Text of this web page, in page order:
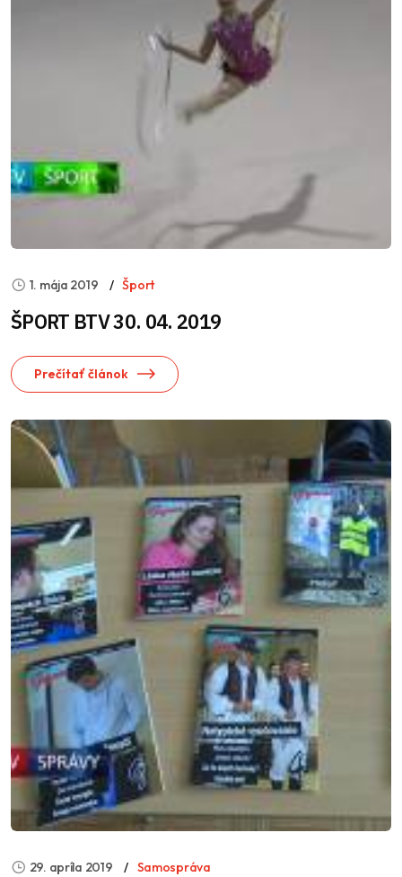
1. mája 2019 Šport
ŠPORT BTV 30. 04. 2019
Prečítať článok
29. apríla 2019 Samospráva